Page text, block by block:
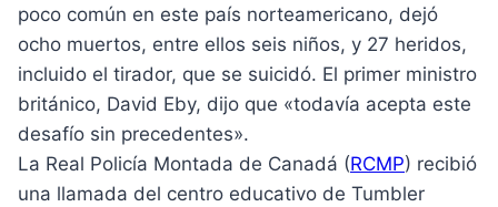
poco común en este país norteamericano, dejó
ocho muertos, entre ellos seis niños, y 27 heridos,
incluido el tirador, que se suicidó. El primer ministro
británico, David Eby, dijo que «todavía acepta este
desafío sin precedentes».
La Real Policía Montada de Canadá (RCMP) recibió
una llamada del centro educativo de Tumbler